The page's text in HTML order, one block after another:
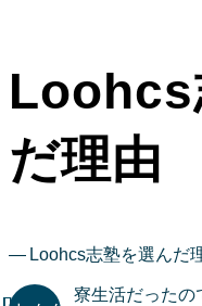
Loohcs
だ理由
Loohcs志塾を選んだ
寮生活だったの